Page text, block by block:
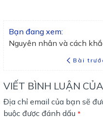
Bạn đang xem:
Bài
VIẾT BÌNH LUẬN
Địa chỉ email của bạn sẽ
buộc được đánh dấu *